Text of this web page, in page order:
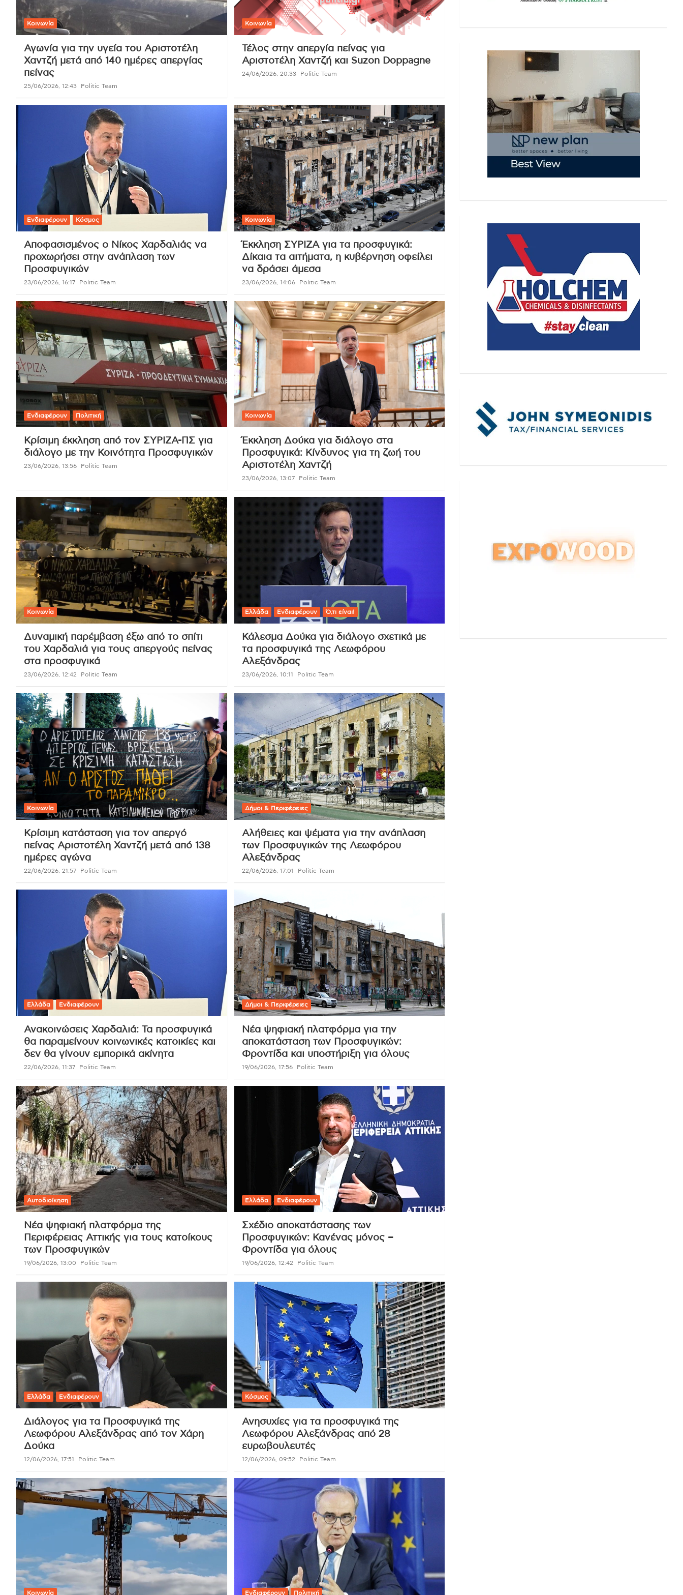
Κοινωνία
Αγωνία για την υγεία του Αριστοτέλη
Χαντζή μετά από 140 ημέρες απεργίας
πείνας
25/06/2026, 12:43 Politic Team
Κοινωνία
Τέλος στην απεργία πείνας για
Αριστοτέλη Χαντζή και Suzon Doppagne
24/06/2026, 20:33 Politic Team
Ενδιαφέρουν Κόσμος
Αποφασισμένος ο Νίκος Χαρδαλιάς να
προχωρήσει στην ανάπλαση των
Προσφυγικών
23/06/2026, 16:17 Politic Team
Κοινωνία
Έκκληση ΣΥΡΙΖΑ για τα προσφυγικά:
Δίκαια τα αιτήματα, η κυβέρνηση οφείλει
να δράσει άμεσα
23/06/2026, 14:06 Politic Team
Ενδιαφέρουν Πολιτική
Κρίσιμη έκκληση από τον ΣΥΡΙΖΑ-ΠΣ για
διάλογο με την Κοινότητα Προσφυγικών
23/06/2026, 13:56 Politic Team
Κοινωνία
Έκκληση Δούκα για διάλογο στα
Προσφυγικά: Κίνδυνος για τη ζωή του
Αριστοτέλη Χαντζή
23/06/2026, 13:07 Politic Team
Κοινωνία
Δυναμική παρέμβαση έξω από το σπίτι
του Χαρδαλιά για τους απεργούς πείνας
στα προσφυγικά
23/06/2026, 12:42 Politic Team
Ελλάδα Ενδιαφέρουν Ό,τι είναι!
Κάλεσμα Δούκα για διάλογο σχετικά με
τα προσφυγικά της Λεωφόρου
Αλεξάνδρας
23/06/2026, 10:11 Politic Team
Κοινωνία
Κρίσιμη κατάσταση για τον απεργό
πείνας Αριστοτέλη Χαντζή μετά από 138
ημέρες αγώνα
22/06/2026, 21:57 Politic Team
Δήμοι & Περιφέρειες
Αλήθειες και ψέματα για την ανάπλαση
των Προσφυγικών της Λεωφόρου
Αλεξάνδρας
22/06/2026, 17:01 Politic Team
Ελλάδα Ενδιαφέρουν
Ανακοινώσεις Χαρδαλιά: Τα προσφυγικά
θα παραμείνουν κοινωνικές κατοικίες και
δεν θα γίνουν εμπορικά ακίνητα
22/06/2026, 11:37 Politic Team
Δήμοι & Περιφέρειες
Νέα ψηφιακή πλατφόρμα για την
αποκατάσταση των Προσφυγικών:
Φροντίδα και υποστήριξη για όλους
19/06/2026, 17:56 Politic Team
Αυτοδιοίκηση
Νέα ψηφιακή πλατφόρμα της
Περιφέρειας Αττικής για τους κατοίκους
των Προσφυγικών
19/06/2026, 13:00 Politic Team
Ελλάδα Ενδιαφέρουν
Σχέδιο αποκατάστασης των
Προσφυγικών: Κανένας μόνος –
Φροντίδα για όλους
19/06/2026, 12:42 Politic Team
Ελλάδα Ενδιαφέρουν
Διάλογος για τα Προσφυγικά της
Λεωφόρου Αλεξάνδρας από τον Χάρη
Δούκα
12/06/2026, 17:51 Politic Team
Κόσμος
Ανησυχίες για τα προσφυγικά της
Λεωφόρου Αλεξάνδρας από 28
ευρωβουλευτές
12/06/2026, 09:52 Politic Team
Κοινωνία Ενδιαφέρουν Πολιτική